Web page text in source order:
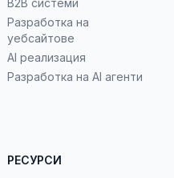
B2B системи
Разработка на
уебсайтове
AI реализация
Разработка на AI агенти
РЕСУРСИ